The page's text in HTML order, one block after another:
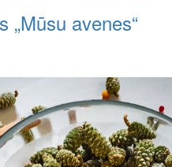
„Mūsu avenes“